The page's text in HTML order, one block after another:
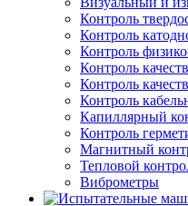
Контроль
Контроль
Контроль
Контроль
Контроль
Контроль
Капиллярный
Контроль
Магнитный
Тепловой
Виброметры